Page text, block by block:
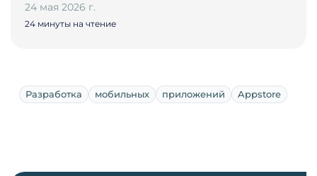
24 мая 2026 г.
24 минуты на чтение
Разработка мобильных приложений Appstore